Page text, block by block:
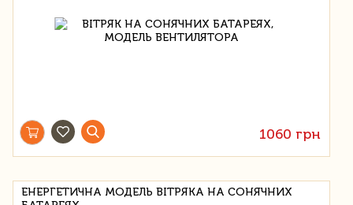
1060 грн
ЕНЕРГЕТИЧНА МОДЕЛЬ ВІТРЯКА НА СОНЯЧНИХ